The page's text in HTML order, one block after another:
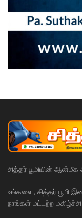
சித்தர் பூமியின்
உங்களை, சித்தர் பூமி
நாங்கள் மட்டற்ற